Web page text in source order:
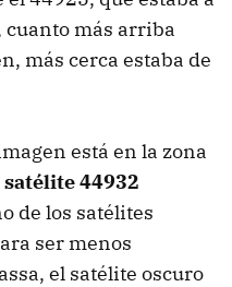
cuanto más arriba
más cerca estaba de
está en la zona
satélite 44932
de los satélites
ser menos
el satélite oscuro